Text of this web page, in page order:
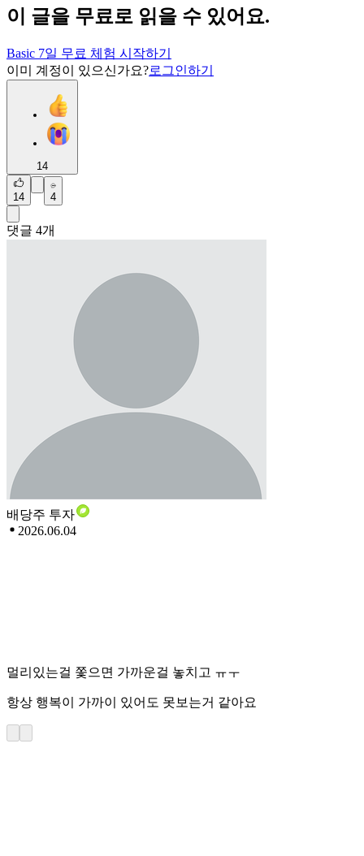
이 글을 무료로 읽을 수 있어요.
Basic 7일 무료 체험 시작하기
이미 계정이 있으신가요?로그인하기
14
14 4
댓글 4개
배당주 투자
2026.06.04
멀리있는걸 쫓으면 가까운걸 놓치고 ㅠㅜ
항상 행복이 가까이 있어도 못보는거 같아요